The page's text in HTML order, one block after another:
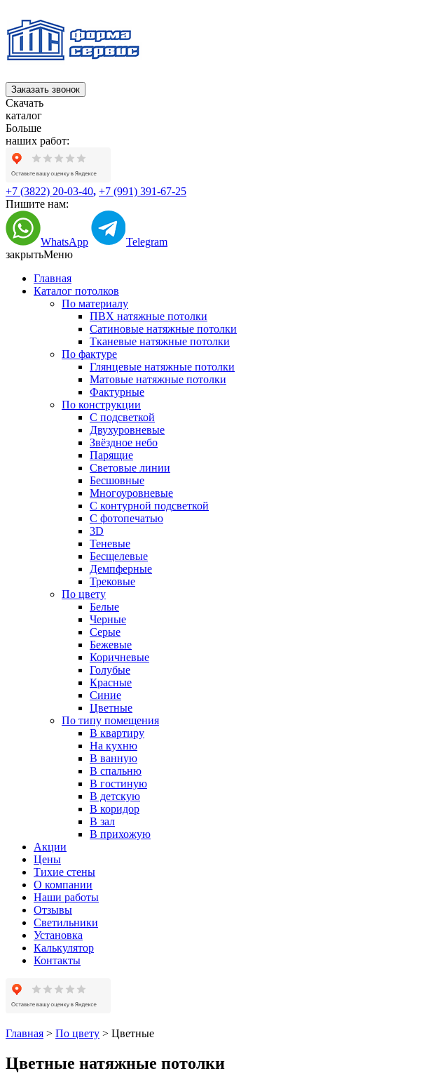
Заказать звонок
Скачать
каталог
Больше
наших работ:
+7 (3822) 20-03-40, +7 (991) 391-67-25
Пишите нам:
WhatsApp
Telegram
закрытьМеню
Главная
Каталог потолков
По материалу
ПВХ натяжные потолки
Сатиновые натяжные потолки
Тканевые натяжные потолки
По фактуре
Глянцевые натяжные потолки
Матовые натяжные потолки
Фактурные
По конструкции
С подсветкой
Двухуровневые
Звёздное небо
Парящие
Световые линии
Бесшовные
Многоуровневые
С контурной подсветкой
С фотопечатью
3D
Теневые
Бесщелевые
Демпферные
Трековые
По цвету
Белые
Черные
Серые
Бежевые
Коричневые
Голубые
Красные
Синие
Цветные
По типу помещения
В квартиру
На кухню
В ванную
В спальню
В гостиную
В детскую
В коридор
В зал
В прихожую
Акции
Цены
Тихие стены
О компании
Наши работы
Отзывы
Светильники
Установка
Калькулятор
Контакты
Главная > По цвету > Цветные
Цветные натяжные потолки